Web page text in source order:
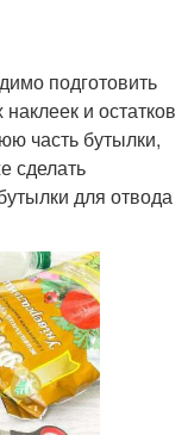
подготовить
и остатков
часть бутылки,
сделать
для отвода